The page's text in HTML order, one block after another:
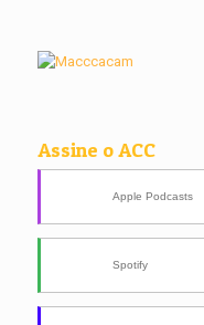
Assine o ACC
Apple Podcasts
Spotify